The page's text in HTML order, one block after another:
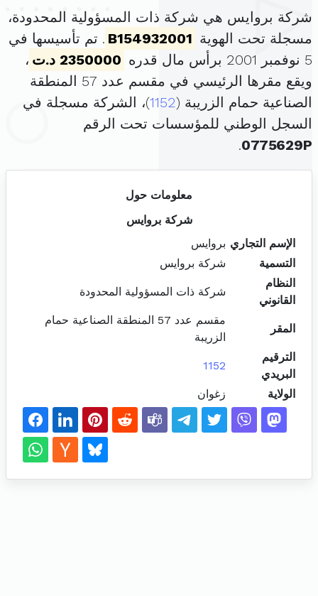
شركة بروايس هي شركة ذات المسؤولية المحدودة،
مسجلة تحت الهوية B154932001 . تم تأسيسها في
5 نوفمبر 2001 برأس مال قدره
2350000 د.ت
،
ويقع مقرها الرئيسي في مقسم عدد 57 المنطقة
الصناعية حمام الزريبة (1152)، الشركة مسجلة في
السجل الوطني للمؤسسات تحت الرقم
0775629P
.
معلومات حول
شركة بروايس
الإسم التجاري بروايس
التسمية
شركة بروايس
النظام
القانوني
شركة ذات المسؤولية المحدودة
المقر
مقسم عدد 57 المنطقة الصناعية حمام
الزريبة
الترقيم
البريدي
1152
الولاية زغوان